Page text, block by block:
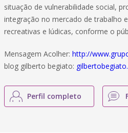
situação de vulnerabilidade social,
integração no mercado de trabalho
recreativas e lúdicas, conforme o
Mensagem Acolher: http://
blog gilberto begiato:
Perfil completo